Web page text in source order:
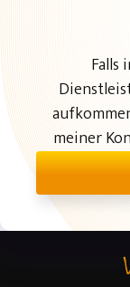
Falls
meiner